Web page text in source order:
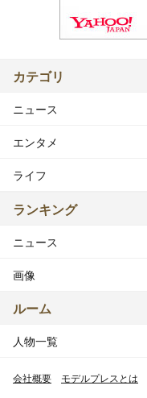
カテゴリ
ニュース
エンタメ
ライフ
ランキング
ニュース
画像
ルーム
人物一覧
会社概要 モデルプレスとは